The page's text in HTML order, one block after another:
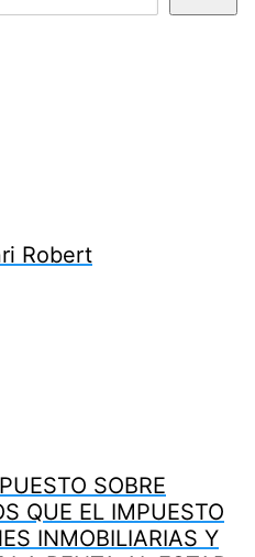
Robert
SOBRE
QUE EL IMPUESTO
INMOBILIARIAS Y